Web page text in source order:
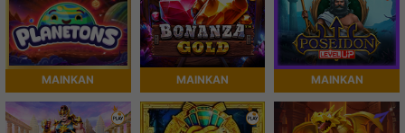
MAINKAN MAINKAN MAINKAN